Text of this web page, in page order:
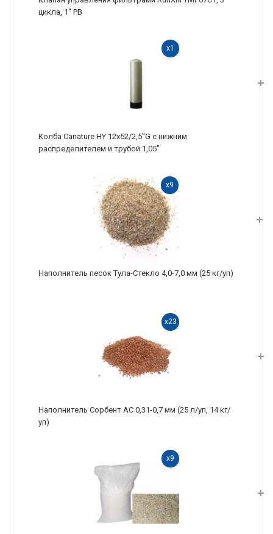
цикла, 1'' РВ
x1
Колба Canature HY 12х52/2,5"G с нижним
распределителем и трубой 1,05"
x9
Наполнитель песок Тула-Стекло 4,0-7,0 мм (25 кг/уп)
x23
Наполнитель Сорбент АС 0,31-0,7 мм (25 л/уп, 14 кг/
уп)
x9